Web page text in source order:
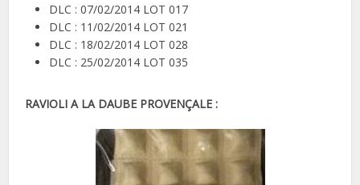
DLC : 07/02/2014 LOT 017
DLC : 11/02/2014 LOT 021
DLC : 18/02/2014 LOT 028
DLC : 25/02/2014 LOT 035
RAVIOLI A LA DAUBE PROVENÇALE :